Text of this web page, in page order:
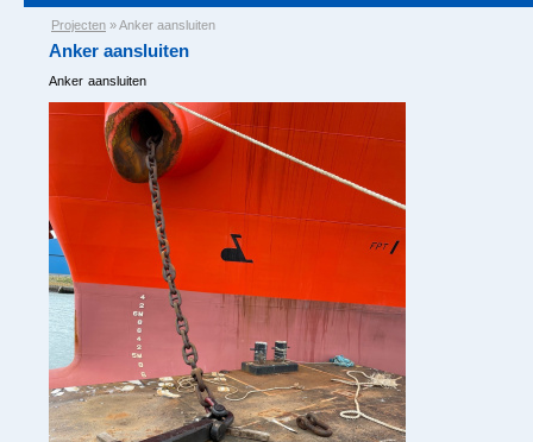
Projecten »Anker aansluiten
Anker aansluiten
Anker aansluiten